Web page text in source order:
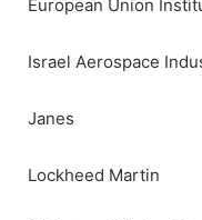
European Union
Israel Aerospace
Janes
Lockheed Martin